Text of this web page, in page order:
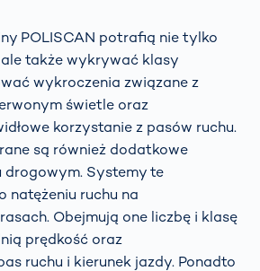
POLISCAN potrafią nie tylko
także wykrywać klasy
wykroczenia związane z
świetle oraz
korzystanie z pasów ruchu.
są również dodatkowe
drogowym. Systemy te
natężeniu ruchu na
Obejmują one liczbę i klasę
prędkość oraz
ruchu i kierunek jazdy. Ponadto